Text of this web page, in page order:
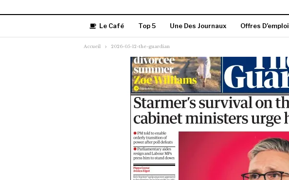
Le Café Top 5 Une Des Journaux Offres D’emploi
Accueil 2026-05-12-the-guardian